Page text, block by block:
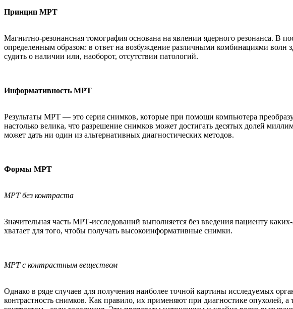
Принцип МРТ
Магнитно-резонансная томография основана на явлении ядерного резонанса. В
определенным образом: в ответ на возбуждение различными комбинациями
судить о наличии или, наоборот, отсутствии патологий.
Информативность МРТ
Результаты МРТ — это серия снимков, которые при помощи компьютера
настолько велика, что разрешение снимков может достигать десятых долей
может дать ни один из альтернативных диагностических методов.
Формы МРТ
МРТ без контраста
Значительная часть МРТ-исследований выполняется без введения пациенту
хватает для того, чтобы получать высокоинформативные снимки.
МРТ с контрастным веществом
Однако в ряде случаев для получения наиболее точной картины исследуемых
контрастность снимков. Как правило, их применяют при диагностике опухолей,